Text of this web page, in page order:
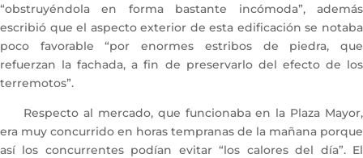
“obstruyéndola en forma bastante incómoda”, además
escribió que el aspecto exterior de esta edificación se notaba
poco favorable “por enormes estribos de piedra, que
refuerzan la fachada, a fin de preservarlo del efecto de los
terremotos”.
Respecto al mercado, que funcionaba en la Plaza Mayor,
era muy concurrido en horas tempranas de la mañana porque
así los concurrentes podían evitar “los calores del día”. El